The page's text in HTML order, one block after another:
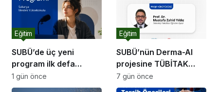
SUBÜ’de üç yeni
program ilk defa
öğrenci alacak
Eğitim
1 gün önce
SUBÜ’nün Derma-AI
projesine TÜBİTAK
desteği
Eğitim
7 gün önce